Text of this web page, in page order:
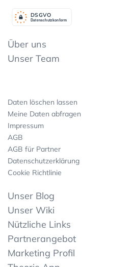
Datenschutzkonform
DSGVO
Über uns
Unser Team
Daten löschen lassen
Meine Daten abfragen
Impressum
AGB
AGB für Partner
Datenschutzerklärung
Cookie Richtlinie
Unser Blog
Unser Wiki
Nützliche Links
Partnerangebot
Marketing Profil